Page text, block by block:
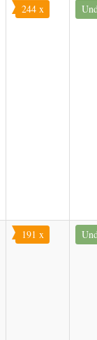
244 x
191 x